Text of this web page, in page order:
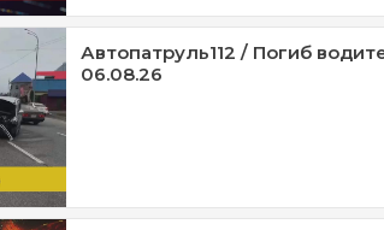
Автопатруль112 / Погиб
06.08.26